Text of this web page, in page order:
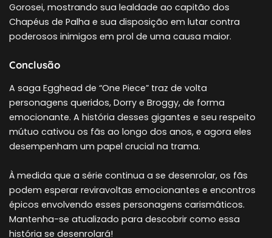
Gorosei, mostrando sua lealdade ao capitão dos
Chapéus de Palha e sua disposição em lutar contra
poderosos inimigos em prol de uma causa maior.
Conclusão
A saga Egghead de “One Piece” traz de volta
personagens queridos, Dorry e Broggy, de forma
emocionante. A história desses gigantes e seu respeito
mútuo cativou os fãs ao longo dos anos, e agora eles
desempenham um papel crucial na trama.
À medida que a série continua a se desenrolar, os fãs
podem esperar reviravoltas emocionantes e encontros
épicos envolvendo esses personagens carismáticos.
Mantenha-se atualizado para descobrir como essa
história se desenrolará!